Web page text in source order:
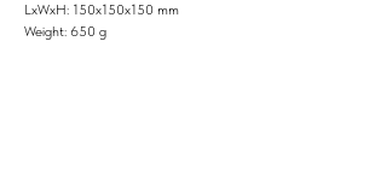
LxWxH: 150x150x150 mm
Weight: 650 g